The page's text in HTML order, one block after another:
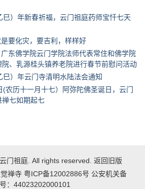
）年新春祈福，云门祖庭药师宝忏七天
要化灾，要吉利，样样好
东佛学院云门学院法师代表常住和佛学院
、乳源桂头镇养老院进行春节前慰问活动
）年云门寺清明水陆法会通知
农历十一月十七）阿弥陀佛圣诞日，云门
七如期起七
云门祖庭. All rights reserved. 返回旧版
禅寺 粤ICP备12002886号 公安机关备
：44023202000101